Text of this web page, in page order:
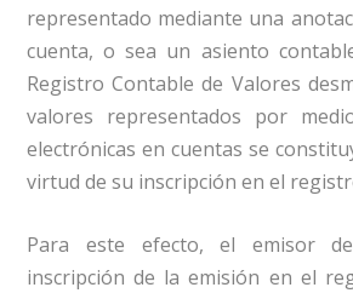
representado mediante una
cuenta, o sea un asiento
Registro Contable de Valores
valores representados por
electrónicas en cuentas se
virtud de su inscripción en el
Para este efecto, el emisor
inscripción de la emisión en el